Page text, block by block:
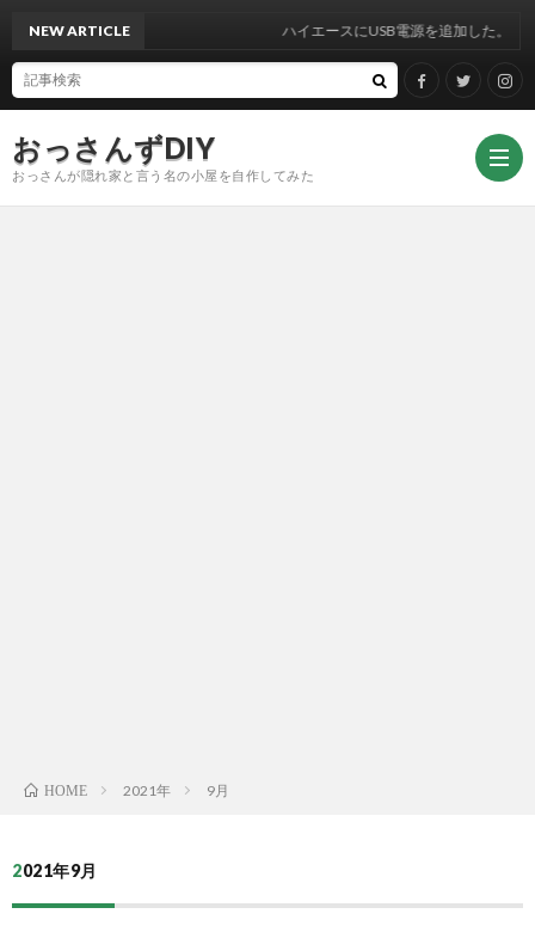
おっさんずDIY
おっさんが隠れ家と言う名の小屋を自作してみた
NEW ARTICLE ハイエースにUSB電源を追加した。
HOME 2021年 9月
2021年9月